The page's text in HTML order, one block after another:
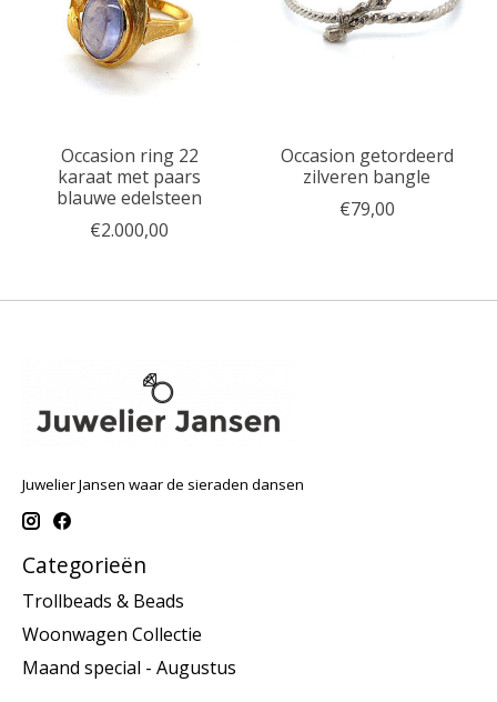
Occasion ring 22
karaat met paars
blauwe edelsteen
€2.000,00
Occasion getordeerd
zilveren bangle
€79,00
Juwelier Jansen waar de sieraden dansen
Categorieën
Trollbeads & Beads
Woonwagen Collectie
Maand special - Augustus